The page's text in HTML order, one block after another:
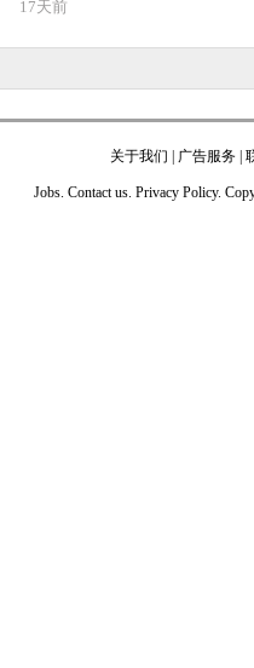
17天前
关于我们 广告服务
Jobs. Contact us. Privacy Policy.